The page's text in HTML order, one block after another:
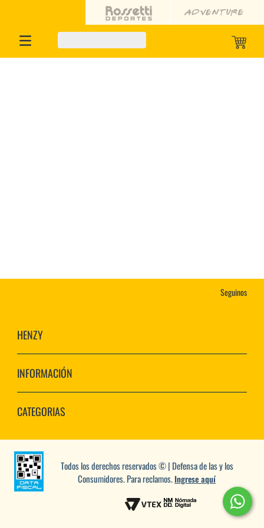
Seguinos
HENZY
INFORMACIÓN
CATEGORIAS
Todos los derechos reservados © | Defensa de las y los
Consumidores. Para reclamos.Ingrese aquí